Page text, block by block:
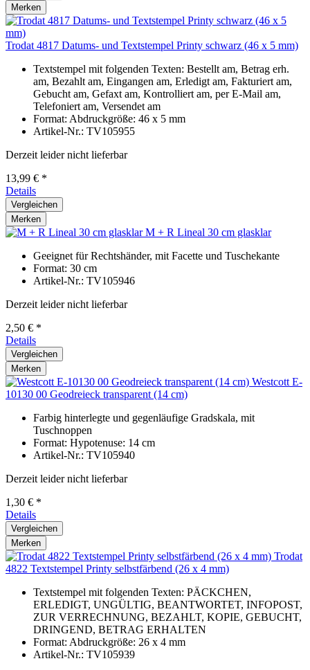
Merken
Trodat 4817 Datums- und Textstempel Printy schwarz (46 x 5 mm)
Textstempel mit folgenden Texten: Bestellt am, Betrag erh.
am, Bezahlt am, Eingangen am, Erledigt am, Fakturiert am,
Gebucht am, Gefaxt am, Kontrolliert am, per E-Mail am,
Telefoniert am, Versendet am
Format: Abdruckgröße: 46 x 5 mm
Artikel-Nr.: TV105955
Derzeit leider nicht lieferbar
13,99 € *
Details
Vergleichen
Merken
M + R Lineal 30 cm glasklar
Geeignet für Rechtshänder, mit Facette und Tuschekante
Format: 30 cm
Artikel-Nr.: TV105946
Derzeit leider nicht lieferbar
2,50 € *
Details
Vergleichen
Merken
Westcott E-
10130 00 Geodreieck transparent (14 cm)
Farbig hinterlegte und gegenläufige Gradskala, mit
Tuschnoppen
Format: Hypotenuse: 14 cm
Artikel-Nr.: TV105940
Derzeit leider nicht lieferbar
1,30 € *
Details
Vergleichen
Merken
Trodat
4822 Textstempel Printy selbstfärbend (26 x 4 mm)
Textstempel mit folgenden Texten: PÄCKCHEN,
ERLEDIGT, UNGÜLTIG, BEANTWORTET, INFOPOST,
ZUR VERRECHNUNG, BEZAHLT, KOPIE, GEBUCHT,
DRINGEND, BETRAG ERHALTEN
Format: Abdruckgröße: 26 x 4 mm
Artikel-Nr.: TV105939